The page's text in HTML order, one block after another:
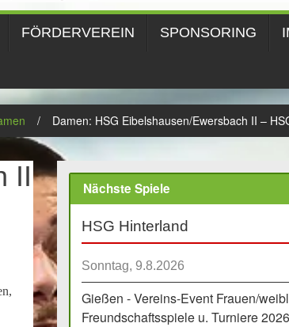
FÖRDERVEREIN SPONSORING
/ Damen: HSG Eibelshausen/Ewersbach II –
II
Nächste Spiele
HSG Hinterland
Sonntag, 9.8.2026
Gießen - Vereins-Event Frauen/
Freundschaftsspiele u. Turniere